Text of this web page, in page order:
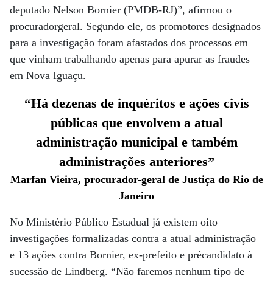
deputado Nelson Bornier (PMDB-RJ)”, afirmou o
procuradorgeral. Segundo ele, os promotores designados
para a investigação foram afastados dos processos em
que vinham trabalhando apenas para apurar as fraudes
em Nova Iguaçu.
“Há dezenas de inquéritos e ações civis
públicas que envolvem a atual
administração municipal e também
administrações anteriores”
Marfan Vieira, procurador-geral de Justiça do Rio de
Janeiro
No Ministério Público Estadual já existem oito
investigações formalizadas contra a atual administração
e 13 ações contra Bornier, ex-prefeito e précandidato à
sucessão de Lindberg. “Não faremos nenhum tipo de